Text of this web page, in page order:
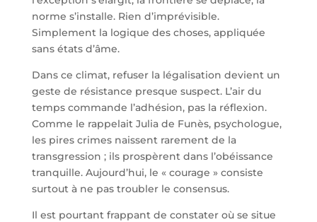
norme s’installe. Rien d’imprévisible.
Simplement la logique des choses, appliquée
sans états d’âme.
Dans ce climat, refuser la légalisation devient un
geste de résistance presque suspect. L’air du
temps commande l’adhésion, pas la réflexion.
Comme le rappelait Julia de Funès, psychologue,
les pires crimes naissent rarement de la
transgression ; ils prospèrent dans l’obéissance
tranquille. Aujourd’hui, le « courage » consiste
surtout à ne pas troubler le consensus.
Il est pourtant frappant de constater où se situe